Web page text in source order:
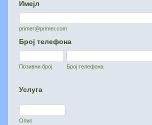
Имејл
primer@primer.com
Број телефона
Позивни број Број телефона
Услуга
Опис